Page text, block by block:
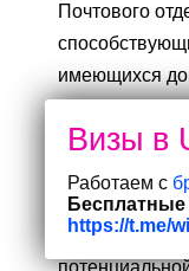
Почтового
имеющихся
Почтового
проблемы с
ошибок,
версиях
Работаем с
Бесплатные
https://t.me/